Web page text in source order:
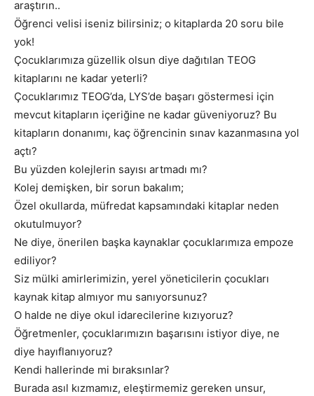
araştırın..
Öğrenci velisi iseniz bilirsiniz; o kitaplarda 20 soru bile
yok!
Çocuklarımıza güzellik olsun diye dağıtılan TEOG
kitaplarını ne kadar yeterli?
Çocuklarımız TEOG’da, LYS’de başarı göstermesi için
mevcut kitapların içeriğine ne kadar güveniyoruz? Bu
kitapların donanımı, kaç öğrencinin sınav kazanmasına yol
açtı?
Bu yüzden kolejlerin sayısı artmadı mı?
Kolej demişken, bir sorun bakalım;
Özel okullarda, müfredat kapsamındaki kitaplar neden
okutulmuyor?
Ne diye, önerilen başka kaynaklar çocuklarımıza empoze
ediliyor?
Siz mülki amirlerimizin, yerel yöneticilerin çocukları
kaynak kitap almıyor mu sanıyorsunuz?
O halde ne diye okul idarecilerine kızıyoruz?
Öğretmenler, çocuklarımızın başarısını istiyor diye, ne
diye hayıflanıyoruz?
Kendi hallerinde mi bıraksınlar?
Burada asıl kızmamız, eleştirmemiz gereken unsur,